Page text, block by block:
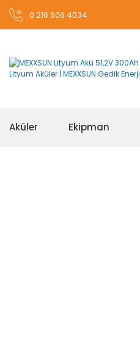
0 216 606 4034
Aküler Ekipman